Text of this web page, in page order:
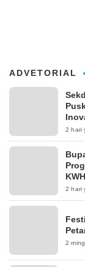
ADVETORIAL
2 hari
2 hari
2